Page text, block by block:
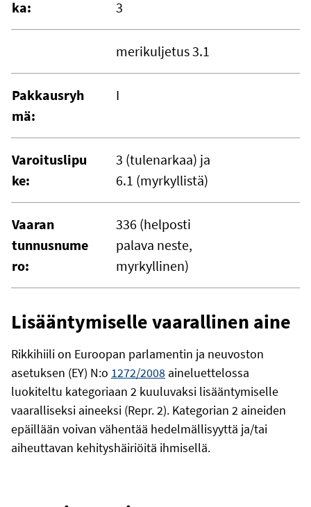
ka:
3
merikuljetus 3.1
Pakkausryh
mä:
I
Varoituslipu
ke:
3 (tulenarkaa) ja
6.1 (myrkyllistä)
Vaaran
tunnusnume
ro:
336 (helposti
palava neste,
myrkyllinen)
Lisääntymiselle vaarallinen aine
Rikkihiili on Euroopan parlamentin ja neuvoston
asetuksen (EY) N:o 1272/2008 aineluettelossa
luokiteltu kategoriaan 2 kuuluvaksi lisääntymiselle
vaaralliseksi aineeksi (Repr. 2). Kategorian 2 aineiden
epäillään voivan vähentää hedelmällisyyttä ja/tai
aiheuttavan kehityshäiriöitä ihmisellä.